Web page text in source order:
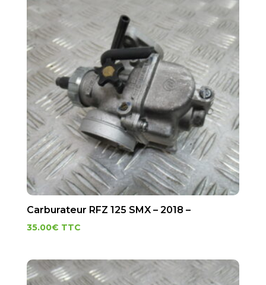
Carburateur RFZ 125 SMX – 2018 –
35.00€ TTC